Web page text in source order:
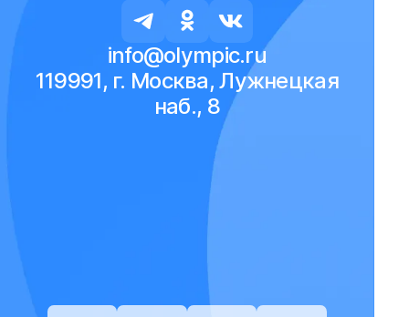
info@olympic.ru
119991, г. Москва, Лужнецкая
наб., 8